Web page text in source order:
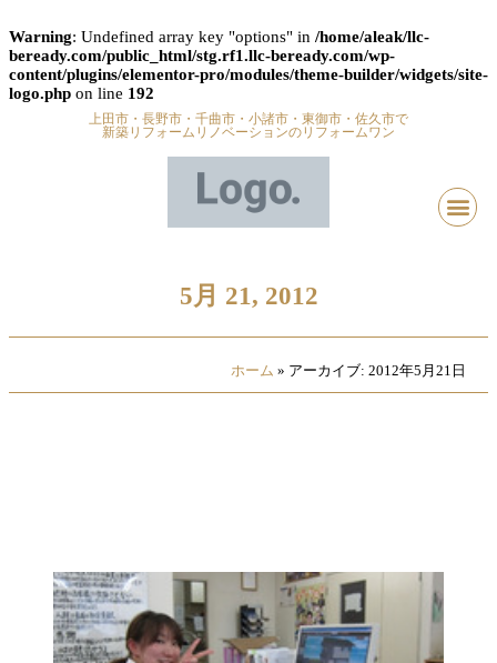
Warning: Undefined array key "options" in /home/aleak/llc-
beready.com/public_html/stg.rf1.llc-beready.com/wp-
content/plugins/elementor-pro/modules/theme-builder/widgets/site-
logo.php on line 192
上田市・長野市・千曲市・小諸市・東御市・佐久市で
新築リフォームリノベーションのリフォームワン
5月 21, 2012
ホーム » アーカイブ: 2012年5月21日